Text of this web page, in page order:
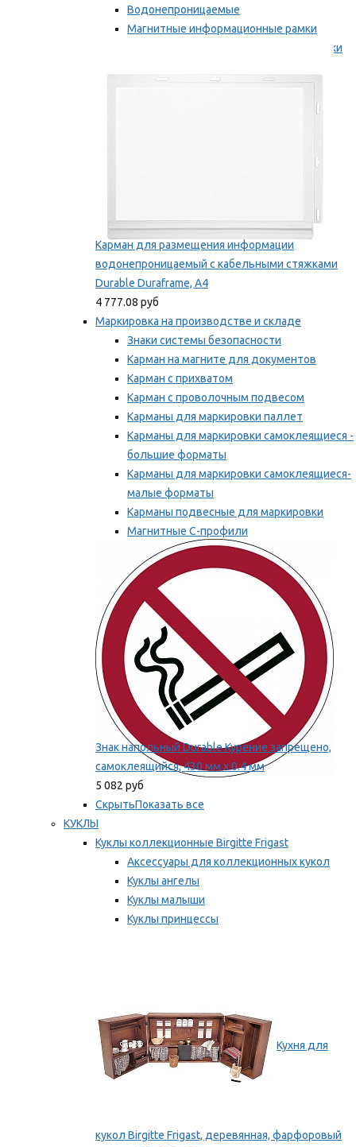
Водонепроницаемые
Магнитные информационные рамки
Самоклеящиеся информационные рамки
Карман для размещения информации
водонепроницаемый с кабельными стяжками
Durable Duraframe, А4
4 777.08 руб
Маркировка на производстве и складе
Знаки системы безопасности
Карман на магните для документов
Карман с прихватом
Карман с проволочным подвесом
Карманы для маркировки паллет
Карманы для маркировки самоклеящиеся -
большие форматы
Карманы для маркировки самоклеящиеся-
малые форматы
Карманы подвесные для маркировки
Магнитные С-профили
Напольная маркировка
Мы рекомендуем
Знак напольный Durable Курение запрещено,
самоклеящийся, 430 мм х 0.4 мм
5 082 руб
СкрытьПоказать все
КУКЛЫ
Куклы коллекционные Birgitte Frigast
Аксессуары для коллекционных кукол
Куклы ангелы
Куклы малыши
Куклы принцессы
Кухня для
кукол Birgitte Frigast, деревянная, фарфоровый